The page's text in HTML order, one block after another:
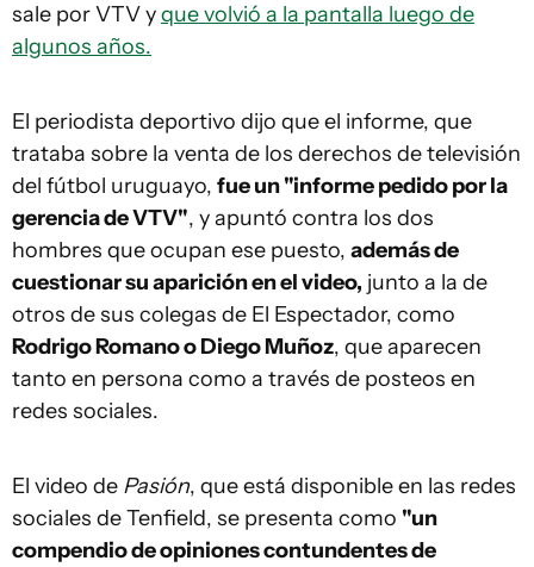
sale por VTV yque volvió a la pantalla luego de
algunos años.
El periodista deportivo dijo que el informe, que
trataba sobre la venta de los derechos de televisión
del fútbol uruguayo, fue un "informe pedido por la
gerencia de VTV", y apuntó contra los dos
hombres que ocupan ese puesto, además de
cuestionar su aparición en el video, junto a la de
otros de sus colegas de El Espectador, como
Rodrigo Romano o Diego Muñoz, que aparecen
tanto en persona como a través de posteos en
redes sociales.
El video de Pasión, que está disponible en las redes
sociales de Tenfield, se presenta como "un
compendio de opiniones contundentes de